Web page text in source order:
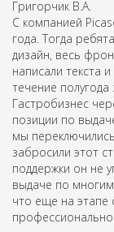
Григорчик В.А.
С компанией
года. Тогда
дизайн, весь
написали текста
течение
Гастробизнес
позиции по
мы
забросили этот
поддержки он не
выдаче по
что еще на этапе
профессионально!